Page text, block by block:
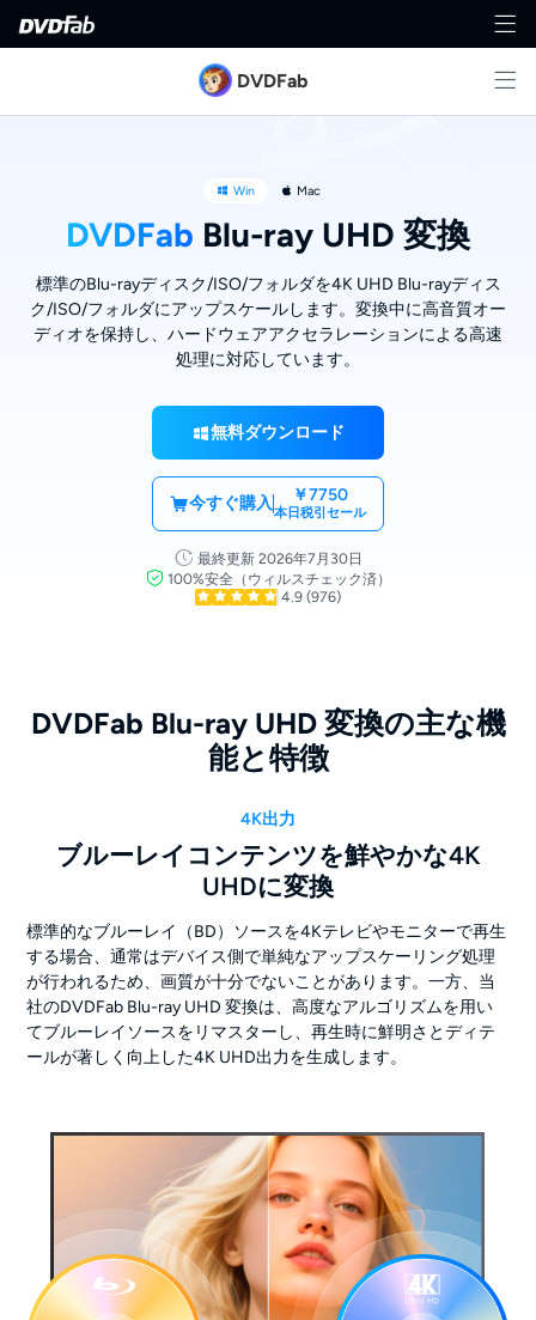
DVDFab
Win Mac
DVDFab Blu-ray UHD 変換
標準のBlu-rayディスク/ISO/フォルダを4K UHD Blu-rayディス
ク/ISO/フォルダにアップスケールします。変換中に高音質オー
ディオを保持し、ハードウェアアクセラレーションによる高速
処理に対応しています。
無料ダウンロード
今すぐ購入 ￥7750
本日税引セール
最終更新 2026年7月30日
100%安全（ウィルスチェック済）
4.9 (976)
DVDFab Blu-ray UHD 変換の主な機
能と特徴
4K出力
ブルーレイコンテンツを鮮やかな4K
UHDに変換
標準的なブルーレイ（BD）ソースを4Kテレビやモニターで再生
する場合、通常はデバイス側で単純なアップスケーリング処理
が行われるため、画質が十分でないことがあります。一方、当
社のDVDFab Blu-ray UHD 変換は、高度なアルゴリズムを用い
てブルーレイソースをリマスターし、再生時に鮮明さとディテ
ールが著しく向上した4K UHD出力を生成します。